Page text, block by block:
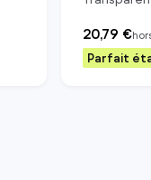
20,79 €
Parfait